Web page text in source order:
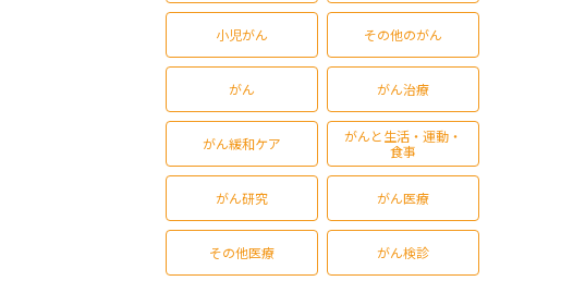
小児がん その他のがん
がん がん治療
がん緩和ケア
がんと生活・運動・
食事
がん研究 がん医療
その他医療 がん検診